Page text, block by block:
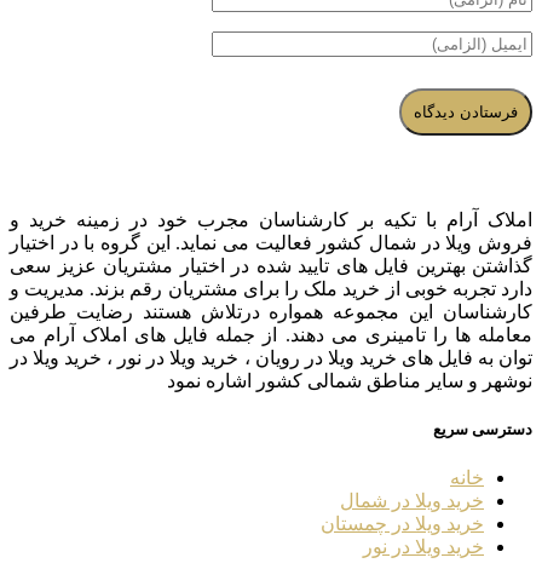
املاک آرام با تکیه بر کارشناسان مجرب خود در زمینه خرید و
فروش ویلا در شمال کشور فعالیت می نماید. این گروه با در اختیار
گذاشتن بهترین فایل های تایید شده در اختیار مشتریان عزیز سعی
دارد تجربه خوبی از خرید ملک را برای مشتریان رقم بزند. مدیریت و
کارشناسان این مجموعه همواره درتلاش هستند رضایت طرفین
معامله ها را تامینری می دهند. از جمله فایل های املاک آرام می
توان به فایل های خرید ویلا در رویان ، خرید ویلا در نور ، خرید ویلا در
نوشهر و سایر مناطق شمالی کشور اشاره نمود
دسترسی سریع
خانه
خرید ویلا در شمال
خرید ویلا در چمستان
خرید ویلا در نور